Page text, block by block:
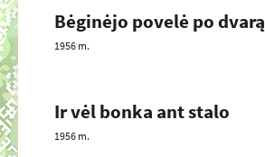
Bėginėjo povelė po dvarą
1956 m.
Ir vėl bonka ant stalo
1956 m.